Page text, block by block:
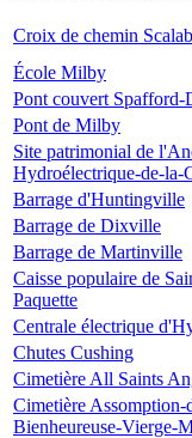
Croix de chemin
École Milby
Pont couvert Spafford-
Pont de Milby
Site patrimonial de
Hydroélectrique-de-la-
Barrage d'Huntingville
Barrage de Dixville
Barrage de Martinville
Caisse populaire de
Paquette
Centrale électrique
Chutes Cushing
Cimetière All Saints
Cimetière Assomption-
Bienheureuse-Vierge-